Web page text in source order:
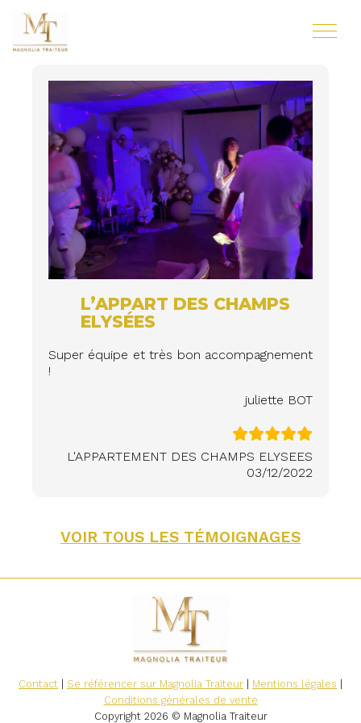
L’APPART DES CHAMPS
ELYSÉES
Super équipe et très bon accompagnement
!
juliette BOT
L'APPARTEMENT DES CHAMPS ELYSEES
03/12/2022
VOIR TOUS LES TÉMOIGNAGES
Contact Se référencer sur Magnolia Traiteur Mentions légales
Conditions générales de vente
Copyright 2026 © Magnolia Traiteur